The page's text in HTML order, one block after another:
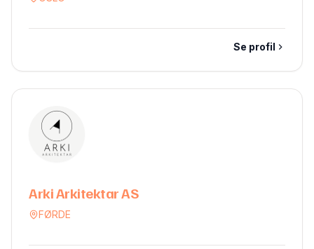
Se profil
Arki Arkitektar AS
FØRDE